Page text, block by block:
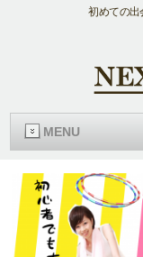
初めての出
MENU